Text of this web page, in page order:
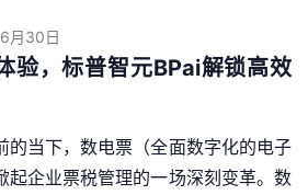
月30日
验，标普智元BPai解锁高效
的当下，数电票（全面数字化的电子
起企业票税管理的一场深刻变革。数